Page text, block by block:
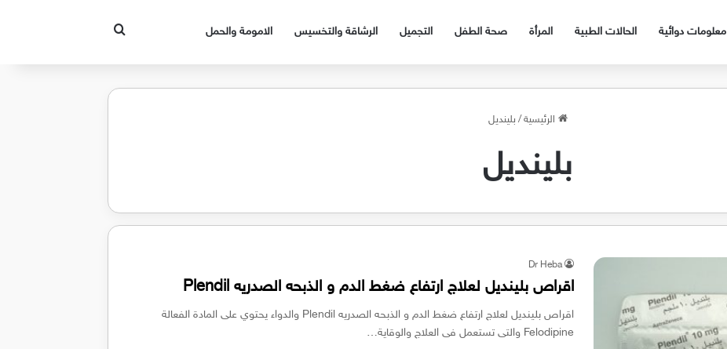
معلومات دوائية الحالات الطبية المرأة صحة الطفل التجميل الرشاقة والتخسيس الامومة والحمل
الرئيسية / بلينديل
بلينديل
Dr Heba
اقراص بلينديل لعلاج ارتفاع ضغط الدم و الذبحه الصدريه Plendil
اقراص بلينديل لعلاج ارتفاع ضغط الدم و الذبحه الصدريه Plendil والدواء يحتوي على المادة الفعالة
Felodipine والتى تستعمل فى العلاج والوقاية…